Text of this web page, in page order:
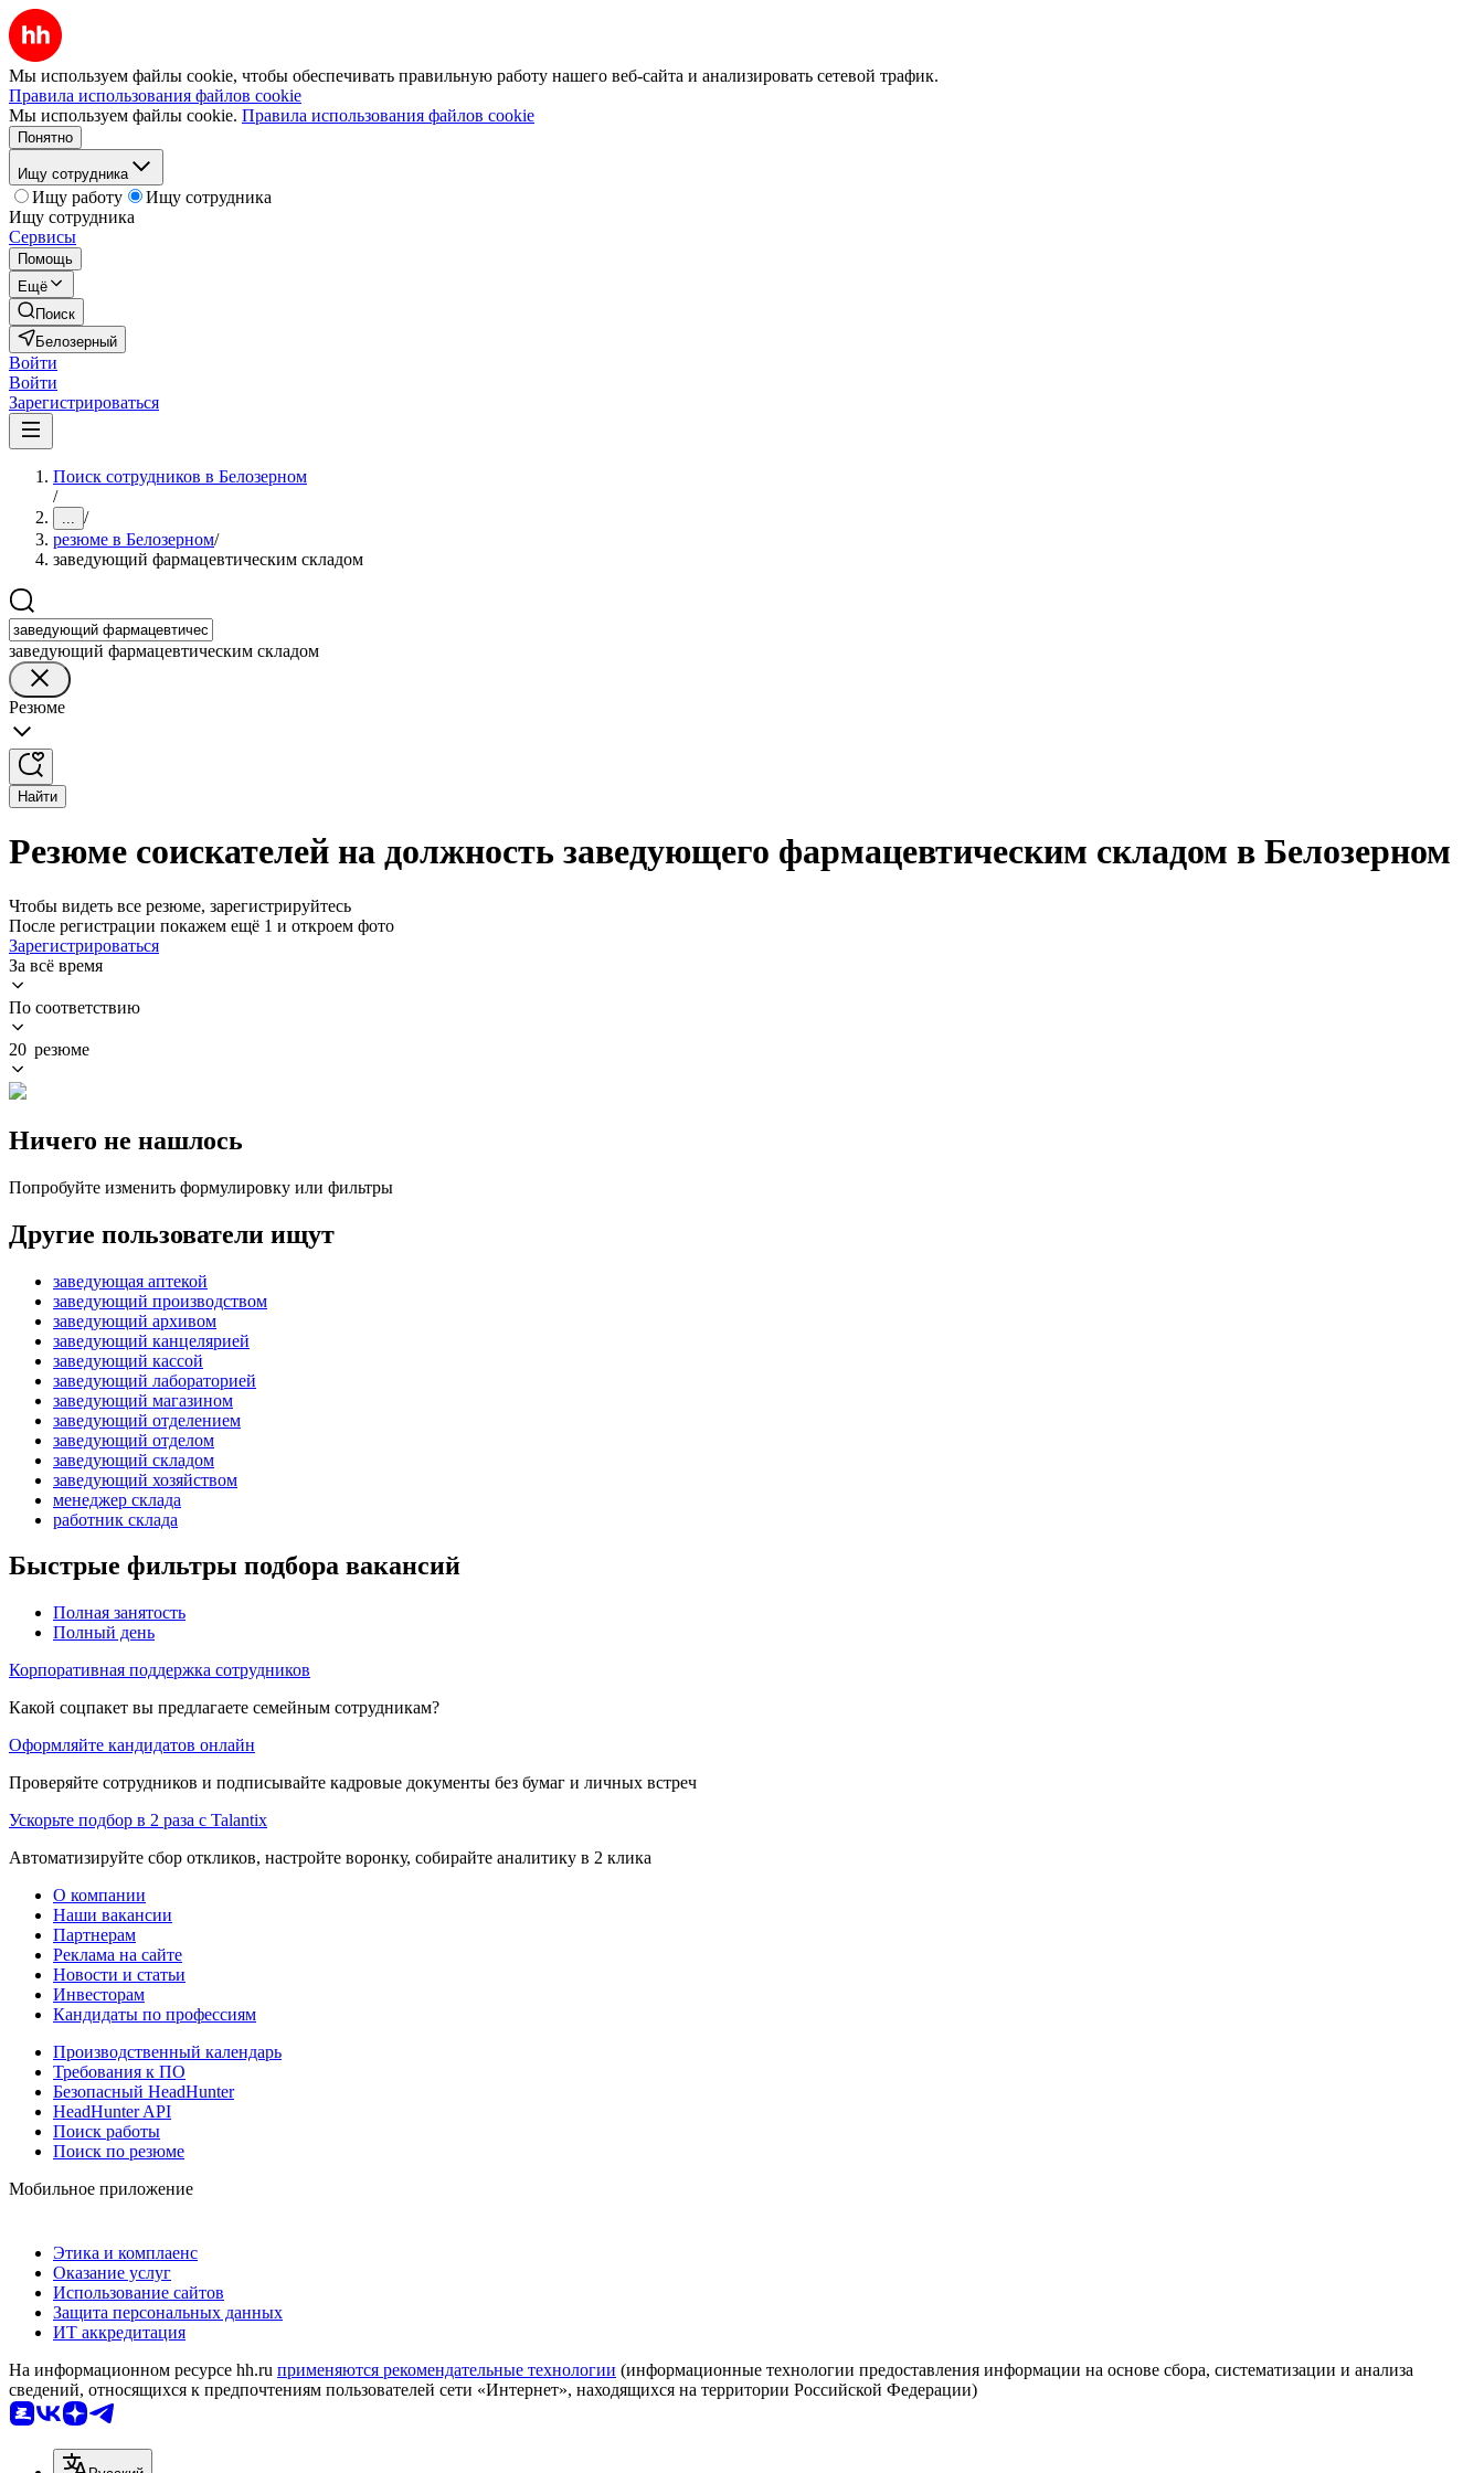
Мы используем файлы cookie, чтобы обеспечивать правильную работу нашего веб-сайта и анализировать сетевой трафик.
Правила использования файлов cookie
Мы используем файлы cookie. Правила использования файлов cookie
Понятно
Ищу сотрудника
Ищу работу
Ищу сотрудника
Ищу сотрудника
Сервисы
Помощь
Ещё
Поиск
Белозерный
Войти
Войти
Зарегистрироваться
Поиск сотрудников в Белозерном
/
... /
резюме в Белозерном/
заведующий фармацевтическим складом
заведующий фармацевтическим складом
Резюме
Найти
Резюме соискателей на должность заведующего фармацевтическим складом в Белозерном
Чтобы видеть все резюме, зарегистрируйтесь
После регистрации покажем ещё 1 и откроем фото
Зарегистрироваться
За всё время
По соответствию
20 резюме
Ничего не нашлось
Попробуйте изменить формулировку или фильтры
Другие пользователи ищут
заведующая аптекой
заведующий производством
заведующий архивом
заведующий канцелярией
заведующий кассой
заведующий лабораторией
заведующий магазином
заведующий отделением
заведующий отделом
заведующий складом
заведующий хозяйством
менеджер склада
работник склада
Быстрые фильтры подбора вакансий
Полная занятость
Полный день
Корпоративная поддержка сотрудников
Какой соцпакет вы предлагаете семейным сотрудникам?
Оформляйте кандидатов онлайн
Проверяйте сотрудников и подписывайте кадровые документы без бумаг и личных встреч
Ускорьте подбор в 2 раза с Talantix
Автоматизируйте сбор откликов, настройте воронку, собирайте аналитику в 2 клика
О компании
Наши вакансии
Партнерам
Реклама на сайте
Новости и статьи
Инвесторам
Кандидаты по профессиям
Производственный календарь
Требования к ПО
Безопасный HeadHunter
HeadHunter API
Поиск работы
Поиск по резюме
Мобильное приложение
Этика и комплаенс
Оказание услуг
Использование сайтов
Защита персональных данных
ИТ аккредитация
На информационном ресурсе hh.ru применяются рекомендательные технологии (информационные технологии предоставления информации на основе сбора, систематизации и анализа
сведений, относящихся к предпочтениям пользователей сети «Интернет», находящихся на территории Российской Федерации)